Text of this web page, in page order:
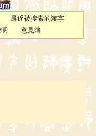
最近被搜索的漢字
意見簿